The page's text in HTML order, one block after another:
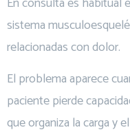
sistema
relacionadas con dolor.
El problema aparece
paciente pierde
que organiza la carga y